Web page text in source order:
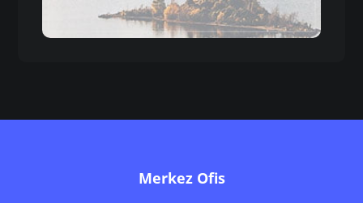
Merkez Ofis